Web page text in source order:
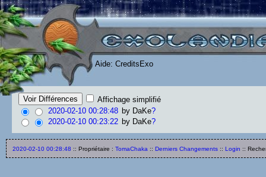
Aide: CreditsExo
Affichage simplifié
2020-02-10 00:28:48 by DaKe?
2020-02-10 00:23:22 by DaKe?
2020-02-10 00:28:48 :: Propriétaire : TomaChaka :: Derniers Changements :: Login ::